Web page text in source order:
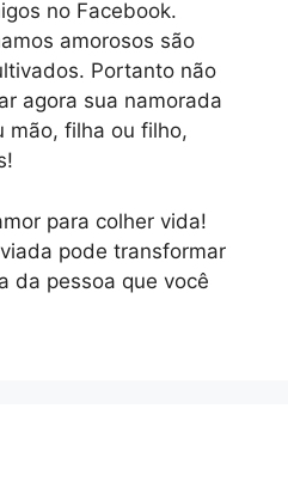
no Facebook.
amorosos são
Portanto não
agora sua namorada
mão, filha ou filho,
para colher vida!
pode transformar
da pessoa que você